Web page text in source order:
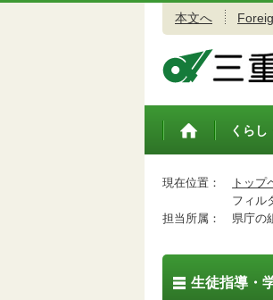
本文へ
トップペ
くらし
現在位置： トップ
フィル
担当所属：
県庁の
生徒指導・